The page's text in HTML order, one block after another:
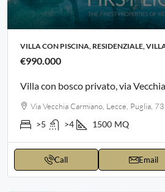
VILLA CON PISCINA, RESIDENZIALE,
€990.000
Villa con bosco privato, via
Via Vecchia Carmiano, Lecce, Puglia,
>5 >4 1500 MQ
Call Email